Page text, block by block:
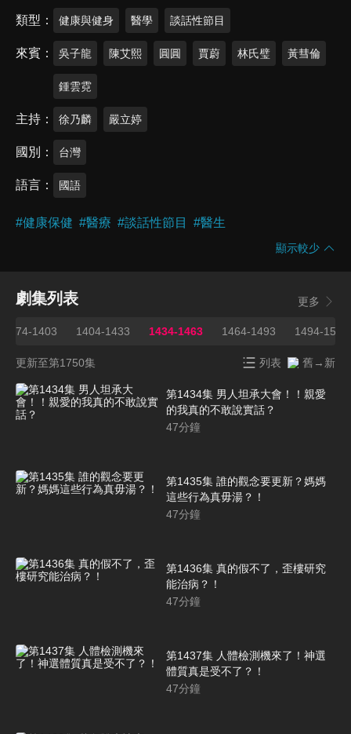
類型 健康與健身 醫學 談話性節目
來賓 吳子龍 陳艾熙 圓圓 賈蔚 林氏璧 黃彗倫
鍾雲霓
主持 徐乃麟 嚴立婷
國別 台灣
語言 國語
#健康保健 #醫療 #談話性節目 #醫生
顯示較少
劇集列表 更多
1374-1403 1404-1433 1434-1463 1464-1493 1494-1523
更新至第1750集 列表 舊→新
第1434集 男人坦承大會！！親愛
的我真的不敢說實話？
47分鐘
第1435集 誰的觀念要更新？媽媽
這些行為真毋湯？！
47分鐘
第1436集 真的假不了，歪樓研究
能治病？！
47分鐘
第1437集 人體檢測機來了！神選
體質真是受不了？！
47分鐘